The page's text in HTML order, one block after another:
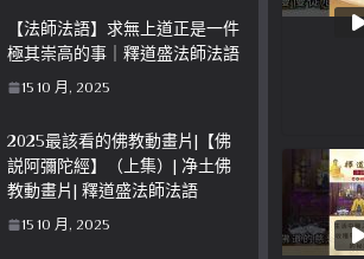
【法師法語】求無上道正是一件
極其崇高的事｜釋道盛法師法語
15 10 月, 2025
2025最該看的佛教動畫片|【佛
説阿彌陀經】（上集）| 净土佛
教動畫片| 釋道盛法師法語
15 10 月, 2025